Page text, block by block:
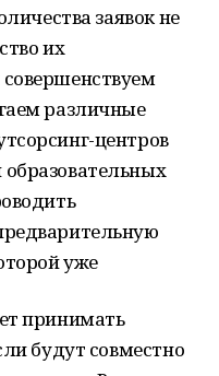
заявок не
их
различные
центров
уже
принимать
будут совместно